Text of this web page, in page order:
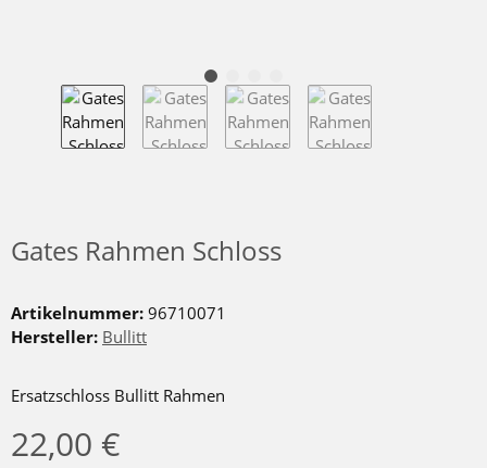
Gates Rahmen Schloss
Artikelnummer: 96710071
Hersteller: Bullitt
Ersatzschloss Bullitt Rahmen
22,00 €